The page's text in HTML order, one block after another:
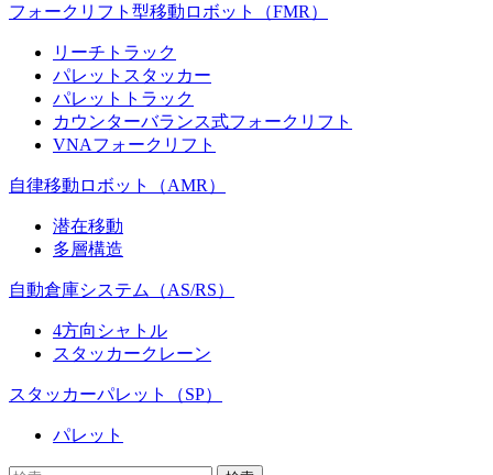
フォークリフト型移動ロボット（FMR）
リーチトラック
パレットスタッカー
パレットトラック
カウンターバランス式フォークリフト
VNAフォークリフト
自律移動ロボット（AMR）
潜在移動
多層構造
自動倉庫システム（AS/RS）
4方向シャトル
スタッカークレーン
スタッカーパレット（SP）
パレット